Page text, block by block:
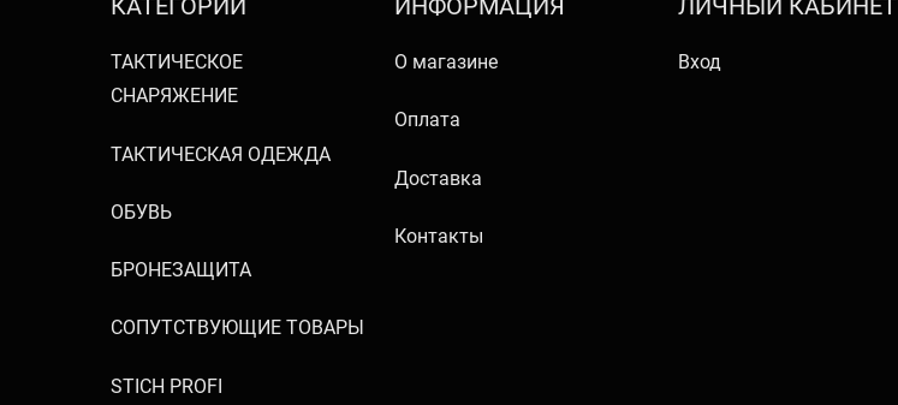
КАТЕГОРИИ
ТАКТИЧЕСКОЕ
СНАРЯЖЕНИЕ
ТАКТИЧЕСКАЯ ОДЕЖДА
ОБУВЬ
БРОНЕЗАЩИТА
СОПУТСТВУЮЩИЕ ТОВАРЫ
STICH PROFI
ИНФОРМАЦИЯ
О магазине
Оплата
Доставка
Контакты
ЛИЧНЫЙ КАБИНЕТ
Вход